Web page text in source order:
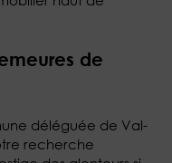
de
déléguée de Val-
recherche